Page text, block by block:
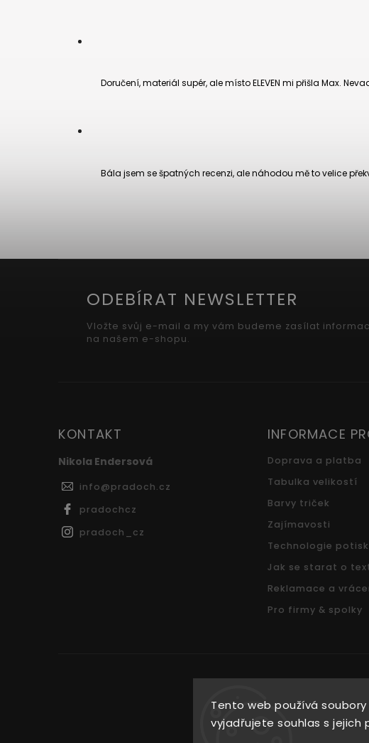
Tento web používá
vyjadřujete souhlas s jejich
Doručení, materiál supér, ale místo ELEVEN mi přišla Max.
Bála jsem se špatných recenzi, ale náhodou mě to velice
ODEBÍRAT NEWSLETTER
Vložte svůj e-mail a my vám budeme zasílat
na našem e-shopu.
KONTAKT
Nikola Endersová
info@pradoch.cz
pradochcz
pradoch_cz
INFORMACE
Doprava a platba
Tabulka velikostí
Barvy triček
Zajímavosti
Technologie
Jak se starat o
Reklamace a
Pro firmy & spolky